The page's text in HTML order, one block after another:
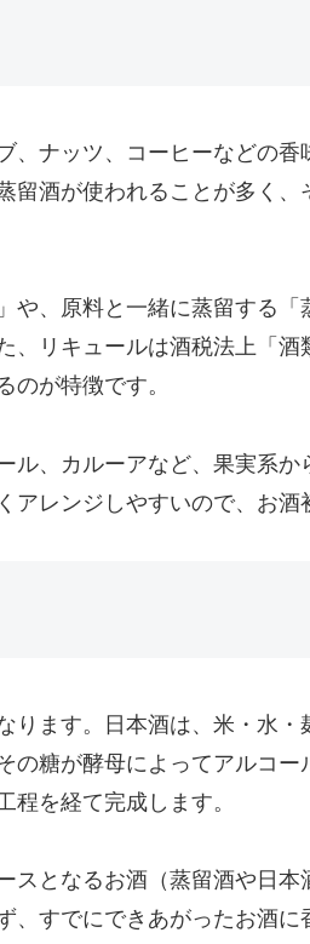
、ナッツ、コーヒーなどの
留酒が使われることが多く
、原料と一緒に蒸留する
リキュールは酒税法上「
のが特徴です。
ル、カルーアなど、果実系
アレンジしやすいので、お
ります。日本酒は、米・水
糖が酵母によってアルコ
を経て完成します。
となるお酒（蒸留酒や日
すでにできあがったお酒